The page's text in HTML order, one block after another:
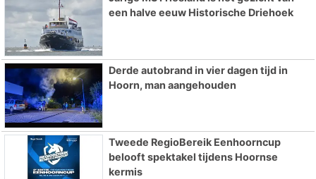
een halve eeuw Historische Driehoek
Derde autobrand in vier dagen tijd in
Hoorn, man aangehouden
Tweede RegioBereik Eenhoorncup
belooft spektakel tijdens Hoornse
kermis